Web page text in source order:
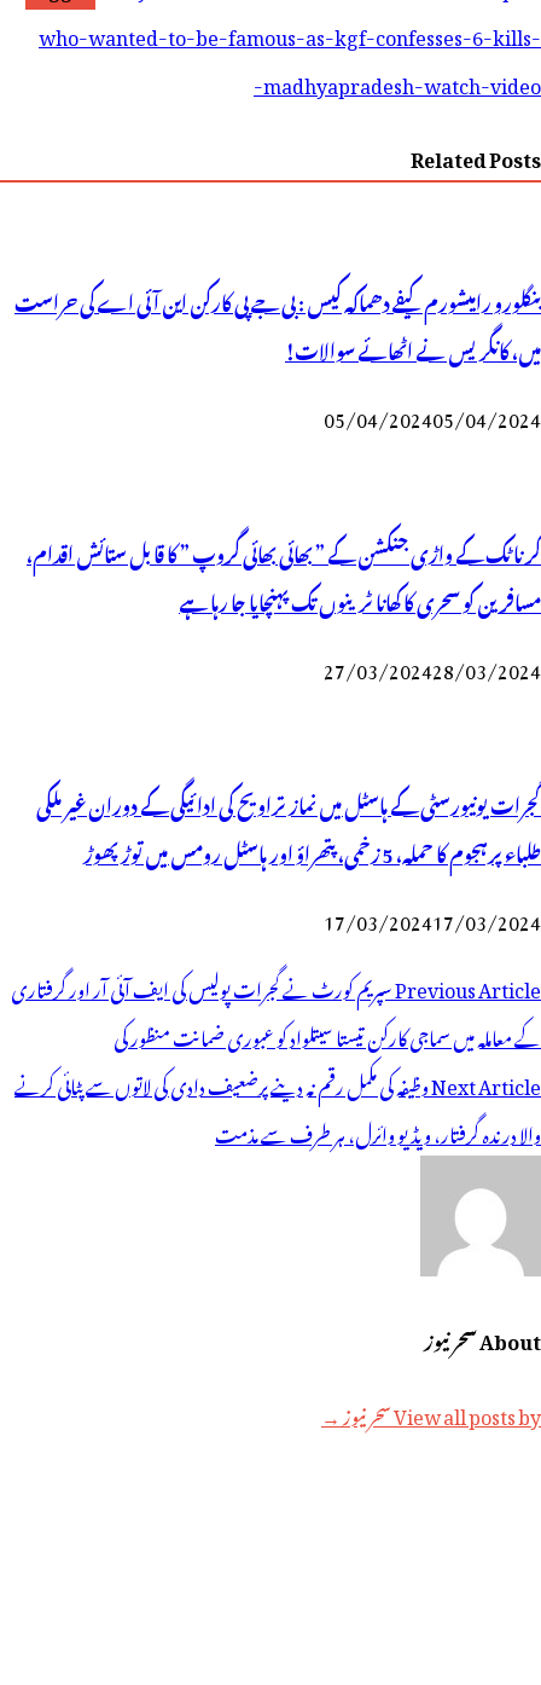
who-wanted-to-be-famous-as-kgf-confesses-6-kills-
madhyapradesh-watch-video-
Related Posts
بنگلورو رامیشورم کیفے دھماکہ کیس : بی جے پی کارکن این آئی اے کی حراست
میں، کانگریس نے اٹھائے سوالات!
05/04/202405/04/2024
کرناٹک کے واڑی جنکشن کے ” بھائی بھائی گروپ ” کا قابل ستائش اقدام،
مسافرین کو سحری کا کھانا ٹرینوں تک پہنچایا جا رہا ہے
27/03/202428/03/2024
گجرات یونیورسٹی کے ہاسٹل میں نماز تراویح کی ادائیگی کے دوران غیر ملکی
طلباء پرہجوم کا حملہ، 5 زخمی، پتھراؤ اور ہاسٹل رومس میں توڑ پھوڑ
17/03/202417/03/2024
پوسٹوں
کی
نیویگیشن
Previous Articleسپریم کورٹ نے گجرات پولیس کی ایف آئی آر اور گرفتاری
کے معاملہ میں سماجی کارکن تیستا سیتلواد کو عبوری ضمانت منظور کی
Next Articleوظیفہ کی مکمل رقم نہ دینے پرضعیف دادی کی لاتوں سے پٹائی کرنے
والا درندہ گرفتار، ویڈیو وائرل، ہر طرف سے مذمت
About سحر نیوز
View all posts by سحر نیوز →